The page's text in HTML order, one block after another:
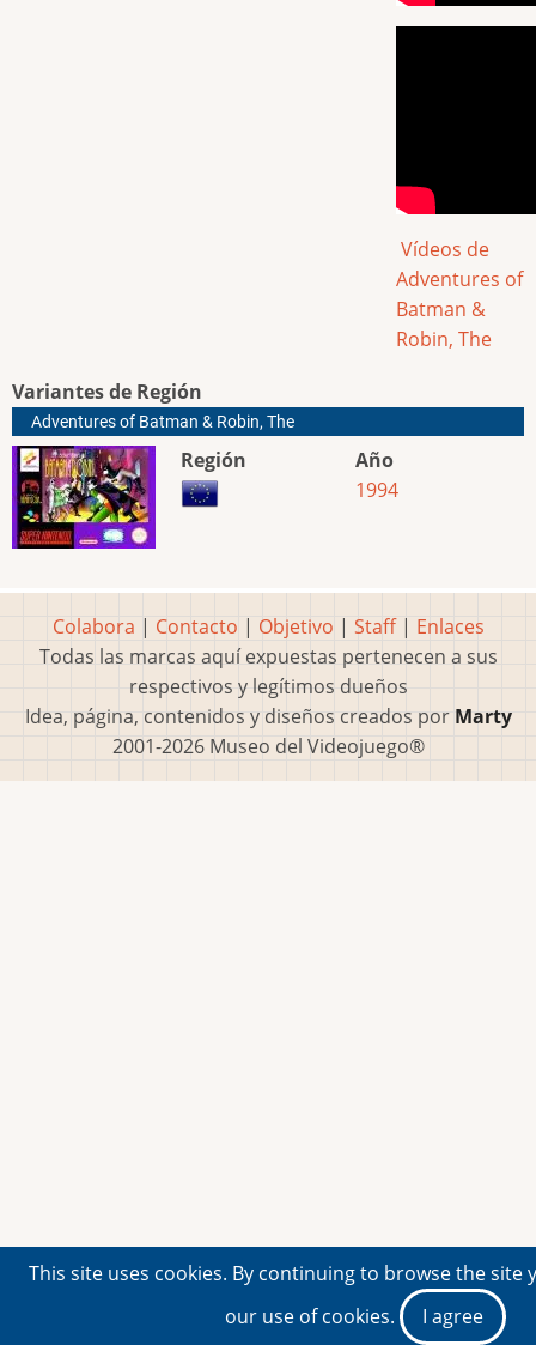
Vídeos de
Adventures of
Batman &
Robin, The
Variantes de Región
Adventures of Batman & Robin, The
Región
Año
1994
Colabora | Contacto | Objetivo | Staff| Enlaces
Todas las marcas aquí expuestas pertenecen a sus
respectivos y legítimos dueños
Idea, página, contenidos y diseños creados por Marty
2001-2026 Museo del Videojuego®
This site uses cookies. By continuing to browse the site
our use of cookies.
I agree